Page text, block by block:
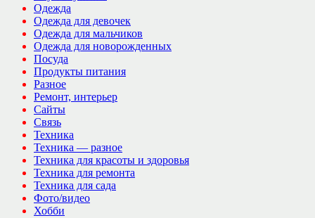
Одежда
Одежда для девочек
Одежда для мальчиков
Одежда для новорожденных
Посуда
Продукты питания
Разное
Ремонт, интерьер
Сайты
Связь
Техника
Техника — разное
Техника для красоты и здоровья
Техника для ремонта
Техника для сада
Фото/видео
Хобби